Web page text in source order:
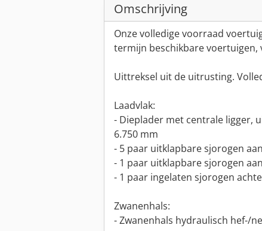
Omschrijving
Onze volledige voorraad
termijn beschikbare voertuigen,
Uittreksel uit de uitrusting.
Laadvlak:
- Dieplader met centrale ligger,
6.750 mm
- 5 paar uitklapbare sjorogen
- 1 paar uitklapbare sjorogen
- 1 paar ingelaten sjorogen
Zwanenhals:
- Zwanenhals hydraulisch hef-/